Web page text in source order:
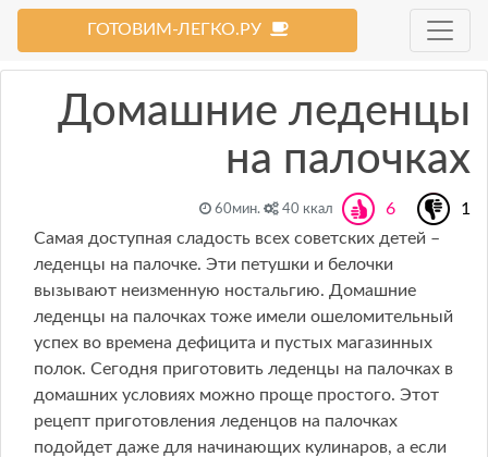
ГОТОВИМ-ЛЕГКО.РУ
Домашние леденцы
на палочках
60мин. 40 ккал 6
1
Самая доступная сладость всех советских детей –
леденцы на палочке. Эти петушки и белочки
вызывают неизменную ностальгию. Домашние
леденцы на палочках тоже имели ошеломительный
успех во времена дефицита и пустых магазинных
полок. Сегодня приготовить леденцы на палочках в
домашних условиях можно проще простого. Этот
рецепт приготовления леденцов на палочках
подойдет даже для начинающих кулинаров, а если